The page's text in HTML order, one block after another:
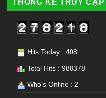
THỐNG KÊ TRUY CẬP
Hits Today : 408
Total Hits : 988378
Who's Online : 2